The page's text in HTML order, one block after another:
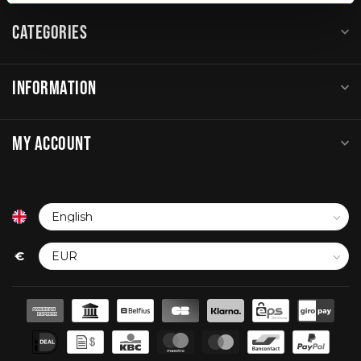
CATEGORIES
INFORMATION
MY ACCOUNT
€